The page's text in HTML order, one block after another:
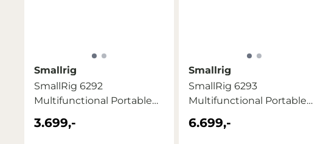
Smallrig
SmallRig 6292
Multifunctional Portable
SSD (1TB)
3.699,-
Smallrig
SmallRig 6293
Multifunctional Portable
SSD 2TB
6.699,-